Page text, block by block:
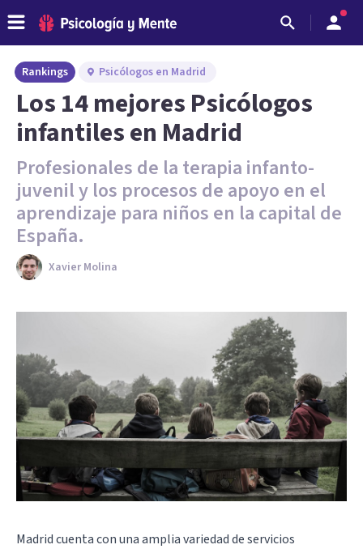
Rankings Psicólogos en Madrid
Los 14 mejores Psicólogos
infantiles en Madrid
Profesionales de la terapia infanto-
juvenil y los procesos de apoyo en el
aprendizaje para niños en la capital de
España.
Xavier Molina
Madrid cuenta con una amplia variedad de servicios